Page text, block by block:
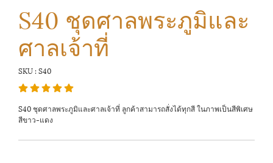
S40 ชุดศาลพระภูมิและ
ศาลเจ้าที่
SKU : S40
S40 ชุดศาลพระภูมิและศาลเจ้าที่ ลูกค้าสามารถสั่งได้ทุกสี ในภาพเป็นสีพิเศษ
สีขาว-แดง